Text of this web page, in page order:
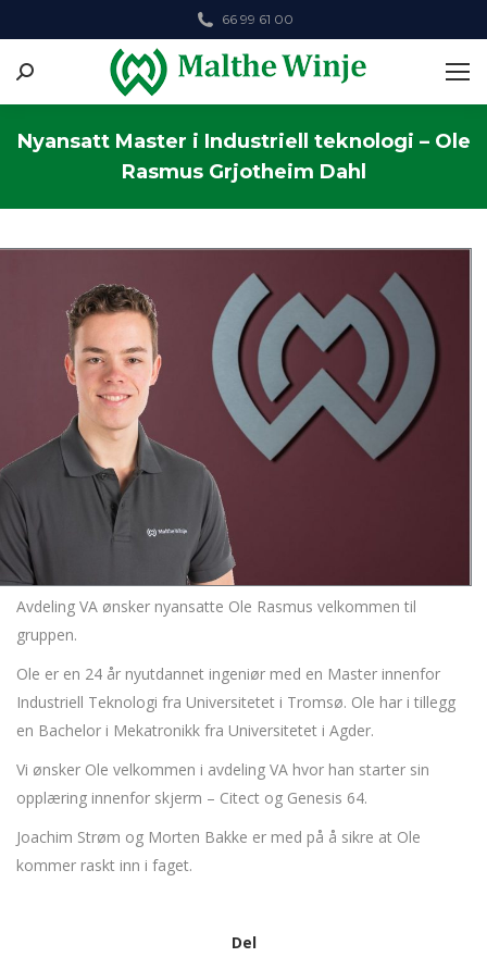
66 99 61 00
Search:
Nyansatt Master i Industriell teknologi – Ole
Rasmus Grjotheim Dahl
Avdeling VA ønsker nyansatte Ole Rasmus velkommen til
gruppen.
Ole er en 24 år nyutdannet ingeniør med en Master innenfor
Industriell Teknologi fra Universitetet i Tromsø. Ole har i tillegg
en Bachelor i Mekatronikk fra Universitetet i Agder.
Vi ønsker Ole velkommen i avdeling VA hvor han starter sin
opplæring innenfor skjerm – Citect og Genesis 64.
Joachim Strøm og Morten Bakke er med på å sikre at Ole
kommer raskt inn i faget.
Del